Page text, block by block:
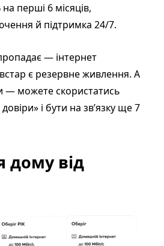
перші 6 місяців,
й підтримка 24/7.
— інтернет
є резервне живлення. А
— можете скористатись
і бути на зв’язку ще 7
дому від